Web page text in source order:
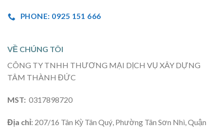
PHONE: 0925 151 666
VỀ CHÚNG TÔI
CÔNG TY TNHH THƯƠNG MẠI DỊCH VỤ XÂY DỰNG
TÂM THÀNH ĐỨC
MST: 0317898720
Địa chỉ: 207/16 Tân Kỳ Tân Quý, Phường Tân Sơn Nhì, Quận